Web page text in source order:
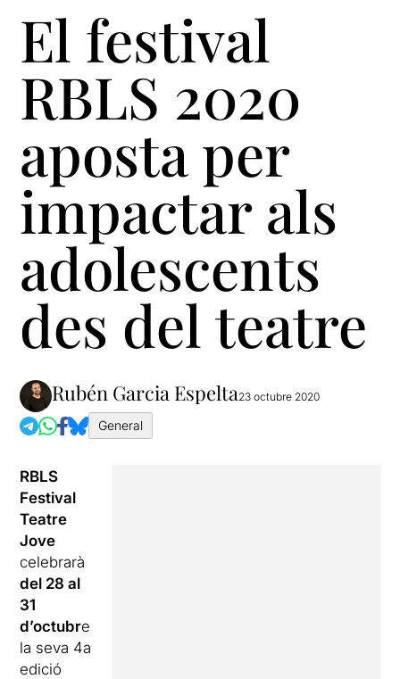
El festival
RBLS 2020
aposta per
impactar als
adolescents
des del teatre
Rubén Garcia Espelta23 octubre 2020
General
RBLS
Festival
Teatre
Jove
celebrarà
del 28 al
31
d’octubre
la seva 4a
edició